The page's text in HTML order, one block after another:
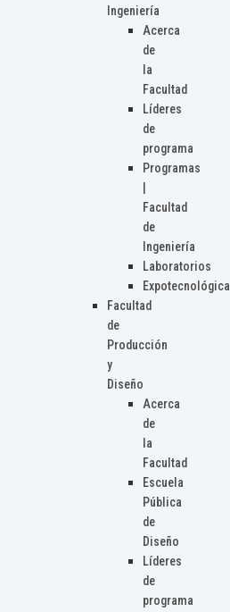
Ingeniería
Acerca
de
la
Facultad
Líderes
de
programa
Programas
Facultad
de
Ingeniería
Laboratorios
Expotecnológica
Facultad
de
Producción
y
Diseño
Acerca
de
la
Facultad
Escuela
Pública
de
Diseño
Líderes
de
programa